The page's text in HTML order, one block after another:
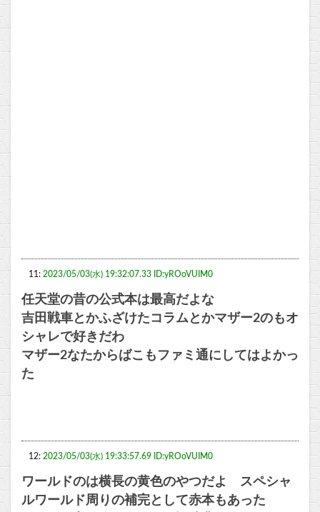
11: 2023/05/03(水) 19:32:07.33 ID:yROoVUIM0
任天堂の昔の公式本は最高だよな
吉田戦車とかふざけたコラムとかマザー2のもオ
シャレで好きだわ
マザー2なたからばこもファミ通にしてはよかっ
た
12: 2023/05/03(水) 19:33:57.69 ID:yROoVUIM0
ワールドのは横長の黄色のやつだよ スペシャ
ルワールド周りの補完として赤本もあった